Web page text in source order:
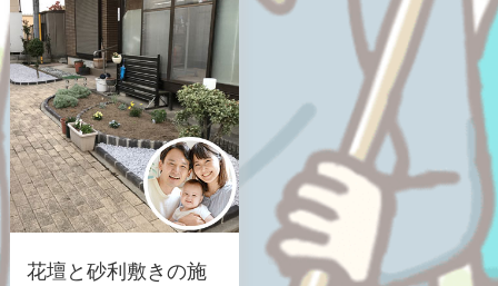
花壇と砂利敷きの施